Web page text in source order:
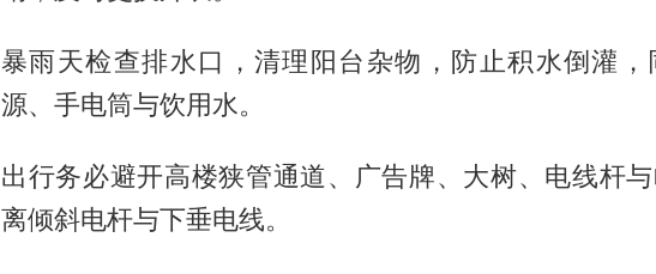
暴雨天检查排水口，清理阳台杂物，防止积水倒灌
源、手电筒与饮用水。
出行务必避开高楼狭管通道、广告牌、大树、电线杆
离倾斜电杆与下垂电线。